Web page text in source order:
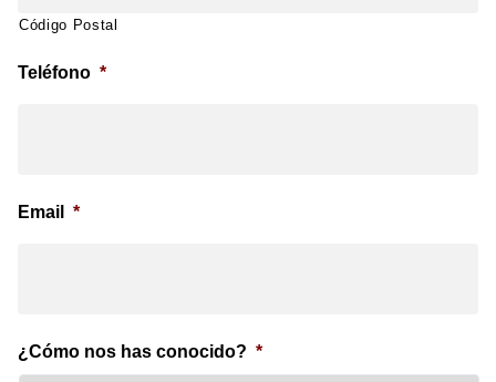
Código Postal
Teléfono *
Email *
¿Cómo nos has conocido? *